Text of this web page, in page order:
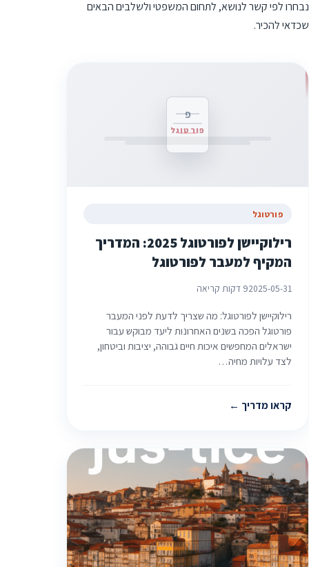
נבחרו לפי קשר לנושא, לתחום המשפטי ולשלבים הבאים
שכדאי להכיר.
פ
פורטוגל
פורטוגל
רילוקיישן לפורטוגל 2025: המדריך
המקיף למעבר לפורטוגל
2025-05-319 דקות קריאה
רילוקיישן לפורטוגל: מה שצריך לדעת לפני המעבר
פורטוגל הפכה בשנים האחרונות ליעד מבוקש עבור
ישראלים המחפשים איכות חיים גבוהה, יציבות וביטחון,
לצד עלויות מחיה…
קראו מדריך